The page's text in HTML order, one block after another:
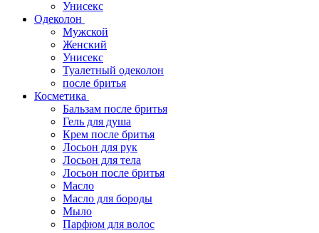
Унисекс
Одеколон
Мужской
Женский
Унисекс
Туалетный одеколон
после бритья
Косметика
Бальзам после бритья
Гель для душа
Крем после бритья
Лосьон для рук
Лосьон для тела
Лосьон после бритья
Масло
Масло для бороды
Мыло
Парфюм для волос